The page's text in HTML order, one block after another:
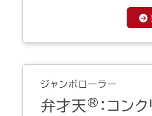
ジャンボローラー
弁才天 ® ：コン